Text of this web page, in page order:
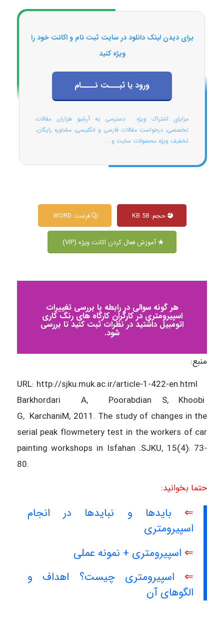
برای دیدن لینک دانلود در سایت ثبت نام و اکانت خود را
ویژه کنید
ورود یا ثبـــت نــــام
مزایای اشتراک ویژه : دسترسی به آرشیو هزاران مقالات
تخصصی، درخواست مقالات فارسی و انگلیسی، مشاوره رایگان،
تخفیف ویژه محصولات سایت و ...
حجم: 58 KB فرمت: WORD
آموزش فعال کردن اکانت ویژه (VIP)
هر گونه سوالی در رابطه با بررسی تغییرات
اسپیرومتری در کارگران کارگاه های رنگ کاری
اتومبیل داشتید در نظرات ثبت کنید تا بررسی
شود.
منبع:
URL: http://sjku.muk.ac.ir/article-1-422-en.html
Barkhordari A, Poorabdian S, Khoobi
G, KarchaniM, 2011. The study of changes in the
serial peak flowmetery test in the workers of car
painting workshops in Isfahan .SJKU, 15(4): 73-
80.
حتما بخوانید:
⇐ بایدها و نبایدها در انجام
اسپیرومتری
⇐ اسپیرومتری + نمونه عملی
⇐ اسپیرومتری چیست؟ اهداف و
الگوهای آن